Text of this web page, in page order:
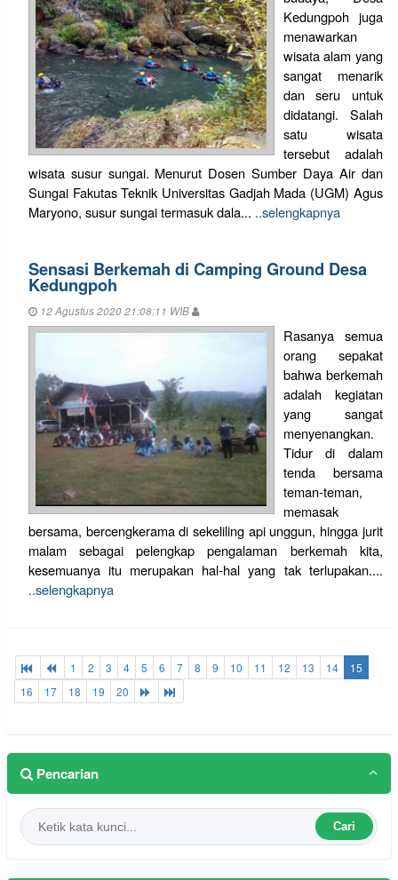
Kedungpoh juga
menawarkan
wisata alam yang
sangat menarik
dan seru untuk
didatangi. Salah
satu wisata
tersebut adalah
wisata susur sungai. Menurut Dosen Sumber Daya Air dan
Sungai Fakutas Teknik Universitas Gadjah Mada (UGM) Agus
Maryono, susur sungai termasuk dala... ..selengkapnya
Sensasi Berkemah di Camping Ground Desa
Kedungpoh
12 Agustus 2020 21:08:11 WIB
Rasanya semua
orang sepakat
bahwa berkemah
adalah kegiatan
yang sangat
menyenangkan.
Tidur di dalam
tenda bersama
teman-teman,
memasak
bersama, bercengkerama di sekeliling api unggun, hingga jurit
malam sebagai pelengkap pengalaman berkemah kita,
kesemuanya itu merupakan hal-hal yang tak terlupakan....
..selengkapnya
1 2 3 4 5 6 7 8 9 10 11 12 13 14
15
16
17 18 19 20
Pencarian
Cari